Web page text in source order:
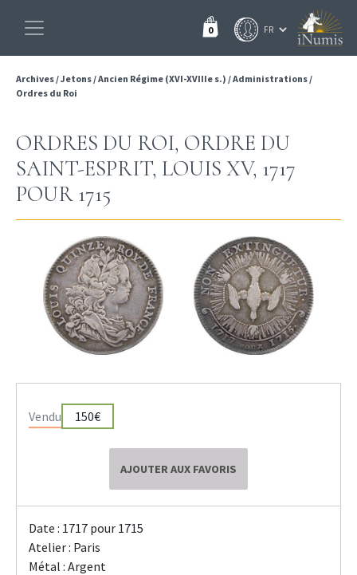
0
Archives/Jetons/Ancien Régime (XVI-XVIIIe s.) /Administrations/
Ordres du Roi
ORDRES DU ROI, ORDRE DU
SAINT-ESPRIT, LOUIS XV, 1717
POUR 1715
Vendu 150€
AJOUTER AUX FAVORIS
Date : 1717 pour 1715
Atelier : Paris
Métal : Argent